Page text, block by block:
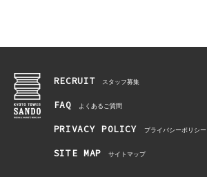
RECRUIT スタッフ募集
FAQ よくあるご質問
PRIVACY POLICY プライバシーポリシー
SITE MAP サイトマップ